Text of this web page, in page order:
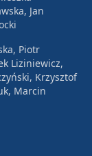
Jan
Piotr
Liziniewicz,
Krzysztof
Marcin